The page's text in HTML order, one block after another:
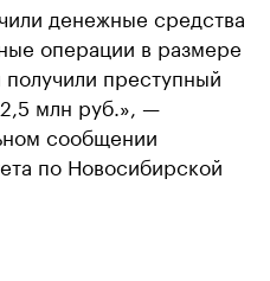
денежные средства
операции в размере
преступный
млн руб.», —
сообщении
по Новосибирской